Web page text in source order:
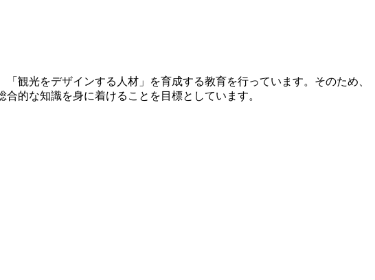
観光をデザインする人材」を育成する教育を行っています。そのため、
的な知識を身に着けることを目標としています。